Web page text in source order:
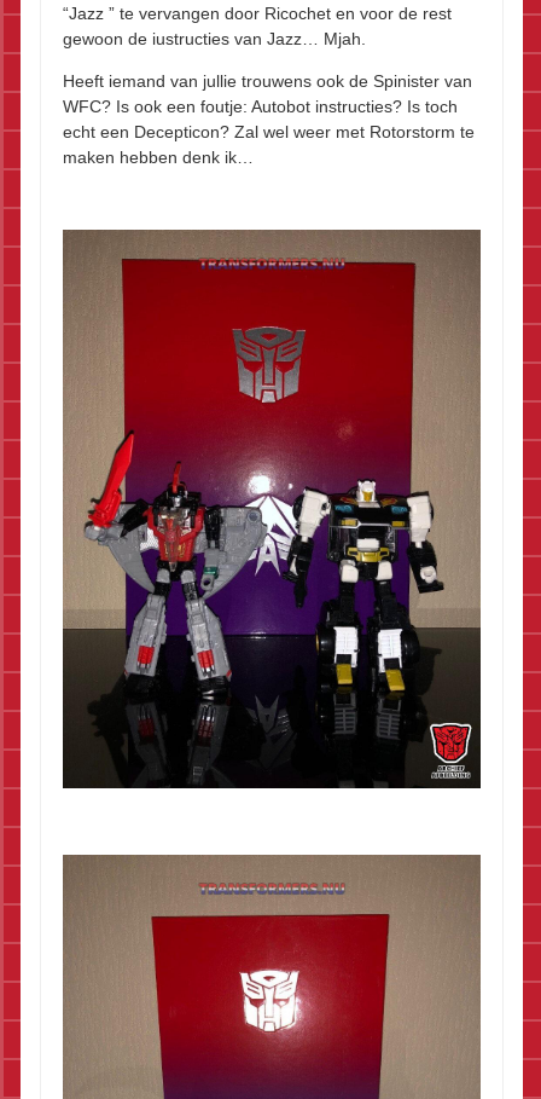
“Jazz ” te vervangen door Ricochet en voor de rest
gewoon de iustructies van Jazz… Mjah.
Heeft iemand van jullie trouwens ook de Spinister van
WFC? Is ook een foutje: Autobot instructies? Is toch
echt een Decepticon? Zal wel weer met Rotorstorm te
maken hebben denk ik…